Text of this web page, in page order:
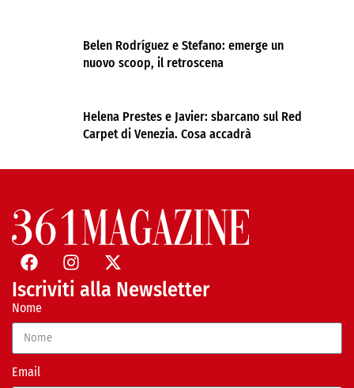
Belen Rodríguez e Stefano: emerge un
nuovo scoop, il retroscena
Helena Prestes e Javier: sbarcano sul Red
Carpet di Venezia. Cosa accadrà
Iscriviti alla Newsletter
Nome
Email